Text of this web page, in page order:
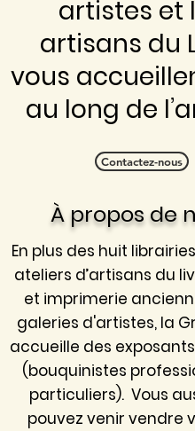
artistes et
artisans du
vous
au long de
Contactez-nous
À propos de
En plus des huit
ateliers d’artisans du
et imprimerie
galeries d'artistes, la
accueille des
(bouquinistes
particuliers). Vous
pouvez venir vendre